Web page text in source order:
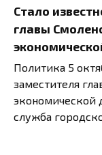
Стало
главы
Политика 5
заместителя
экономической
служба